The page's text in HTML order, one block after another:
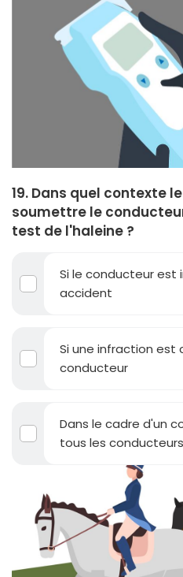
19. Dans quel contexte
soumettre le
test de l'haleine ?
Si le conducteur est
accident
Si une infraction est
conducteur
Dans le cadre d'un
tous les conducteurs